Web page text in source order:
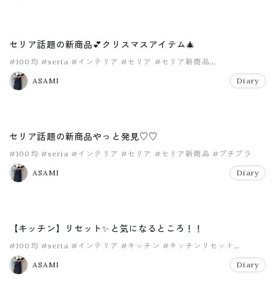
セリア話題の新商品💕クリスマスアイテム🎄
#100均 #seria #インテリア #セリア #セリア新商品
#セリア購入品
ASAMI
Diary
セリア話題の新商品やっと発見♡♡
#100均 #seria #インテリア #セリア #セリア新商品 #プチプラ
ASAMI Diary
【キッチン】リセット✨と気になるところ！！
#100均 #seria #インテリア #キッチン #キッチンリセット
#セリア
ASAMI
Diary